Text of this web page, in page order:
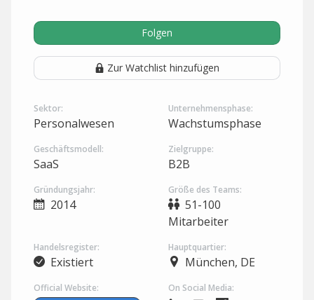
Folgen
Zur Watchlist hinzufügen
Sektor:
Personalwesen
Unternehmensphase:
Wachstumsphase
Geschäftsmodell:
SaaS
Zielgruppe:
B2B
Gründungsjahr:
2014
Größe des Teams:
51-100
Mitarbeiter
Handelsregister:
Existiert
Hauptquartier:
München, DE
Official Website: On Social Media: